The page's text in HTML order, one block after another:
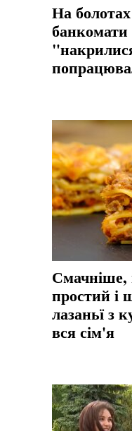
На
банкомати
Смачніше,
простий і
лазаньї з
вся сім'я